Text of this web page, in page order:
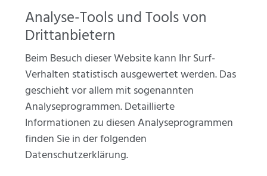
Analyse-Tools und Tools von
Drittanbietern
Beim Besuch dieser Website kann Ihr Surf-
Verhalten statistisch ausgewertet werden. Das
geschieht vor allem mit sogenannten
Analyseprogrammen. Detaillierte
Informationen zu diesen Analyseprogrammen
finden Sie in der folgenden
Datenschutzerklärung.